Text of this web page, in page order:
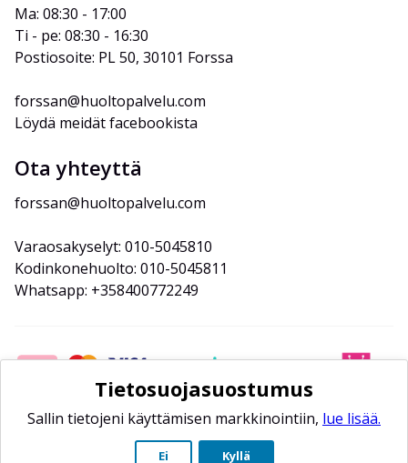
Ma: 08:30 - 17:00
Ti - pe: 08:30 - 16:30
Postiosoite: PL 50, 30101 Forssa
forssan@huoltopalvelu.com
Löydä meidät facebookista
Ota yhteyttä
forssan@huoltopalvelu.com
Varaosakyselyt: 010-5045810
Kodinkonehuolto: 010-5045811
Whatsapp: +358400772249
Tietosuojasuostumus
Sallin tietojeni käyttämisen markkinointiin, lue lisää.
Ei Kyllä